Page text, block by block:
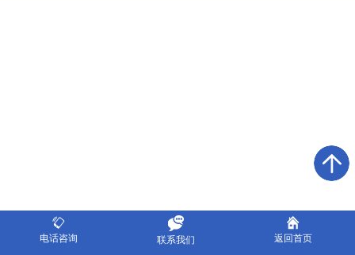
电话咨询 联系我们 返回首页